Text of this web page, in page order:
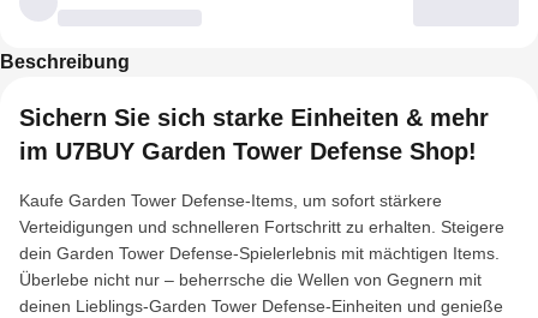
Beschreibung
Sichern Sie sich starke Einheiten & mehr
im U7BUY Garden Tower Defense Shop!
Kaufe Garden Tower Defense-Items, um sofort stärkere
Verteidigungen und schnelleren Fortschritt zu erhalten. Steigere
dein Garden Tower Defense-Spielerlebnis mit mächtigen Items.
Überlebe nicht nur – beherrsche die Wellen von Gegnern mit
deinen Lieblings-Garden Tower Defense-Einheiten und genieße